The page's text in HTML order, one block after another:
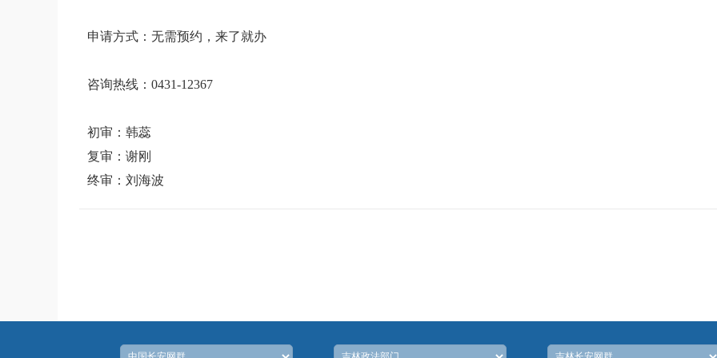
申请方式：无需预约，来了就办
咨询热线：0431-12367
初审：韩蕊
复审：谢刚
终审：刘海波